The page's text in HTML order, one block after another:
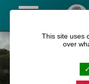
This site uses
over